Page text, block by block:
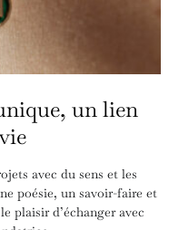
un lien
avec du sens et les
poésie, un savoir-faire et
plaisir d’échanger avec